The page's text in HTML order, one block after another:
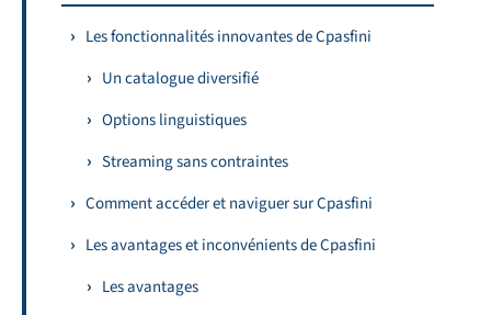
Les fonctionnalités innovantes de Cpasfini
Un catalogue diversifié
Options linguistiques
Streaming sans contraintes
Comment accéder et naviguer sur Cpasfini
Les avantages et inconvénients de Cpasfini
Les avantages